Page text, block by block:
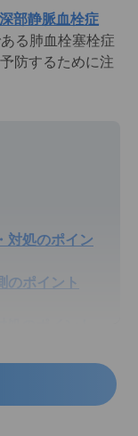
深部静脈血栓症
る肺血栓塞栓症
防するために注
対処のポイン
のポイント